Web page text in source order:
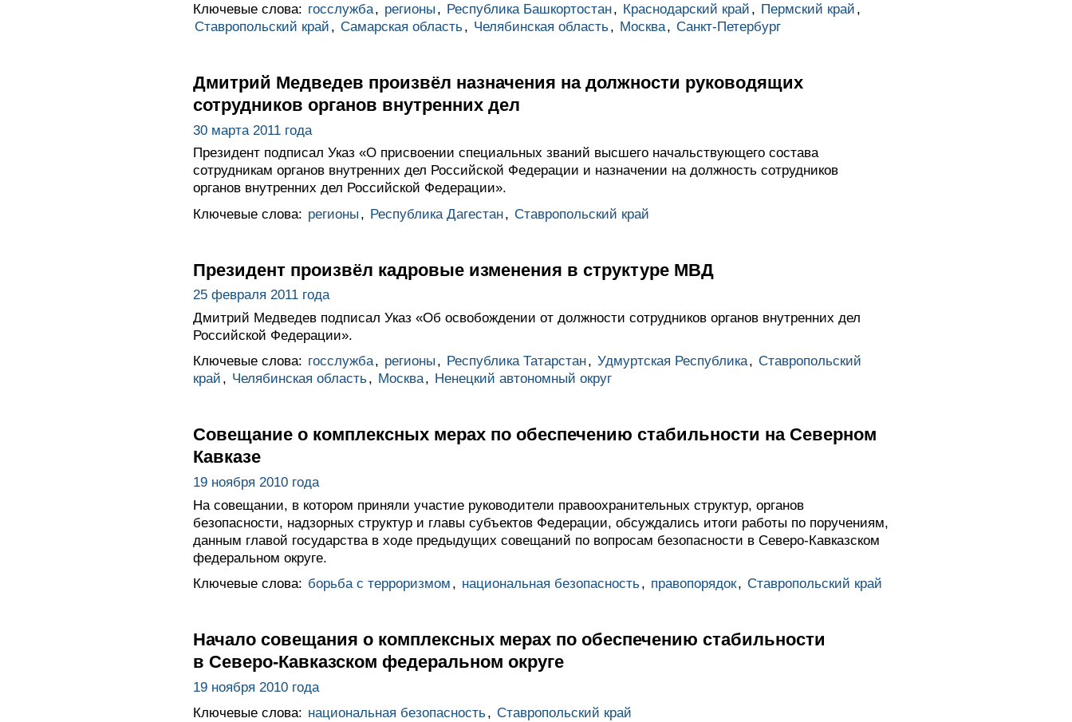
Ключевые слова: госслужба, регионы , Республика Башкортостан, Краснодарский край , Пермский край ,
Ставропольский край , Самарская область, Челябинская область, Москва, Санкт-Петербург
Дмитрий Медведев произвёл назначения на должности руководящих
сотрудников органов внутренних дел
30 марта 2011 года
Президент подписал Указ «О присвоении специальных званий высшего начальствующего состава
сотрудникам органов внутренних дел Российской Федерации и назначении на должность сотрудников
органов внутренних дел Российской Федерации».
Ключевые слова: регионы , Республика Дагестан, Ставропольский край
Президент произвёл кадровые изменения в структуре МВД
25 февраля 2011 года
Дмитрий Медведев подписал Указ «Об освобождении от должности сотрудников органов внутренних дел
Российской Федерации».
Ключевые слова: госслужба, регионы , Республика Татарстан, Удмуртская Республика, Ставропольский
край , Челябинская область, Москва, Ненецкий автономный округ
Совещание о комплексных мерах по обеспечению стабильности на Северном
Кавказе
19 ноября 2010 года
На совещании, в котором приняли участие руководители правоохранительных структур, органов
безопасности, надзорных структур и главы субъектов Федерации, обсуждались итоги работы по поручениям,
данным главой государства в ходе предыдущих совещаний по вопросам безопасности в Северо-Кавказском
федеральном округе.
Ключевые слова: борьба с терроризмом , национальная безопасность, правопорядок, Ставропольский край
Начало совещания о комплексных мерах по обеспечению стабильности
в Северо-Кавказском федеральном округе
19 ноября 2010 года
Ключевые слова: национальная безопасность, Ставропольский край